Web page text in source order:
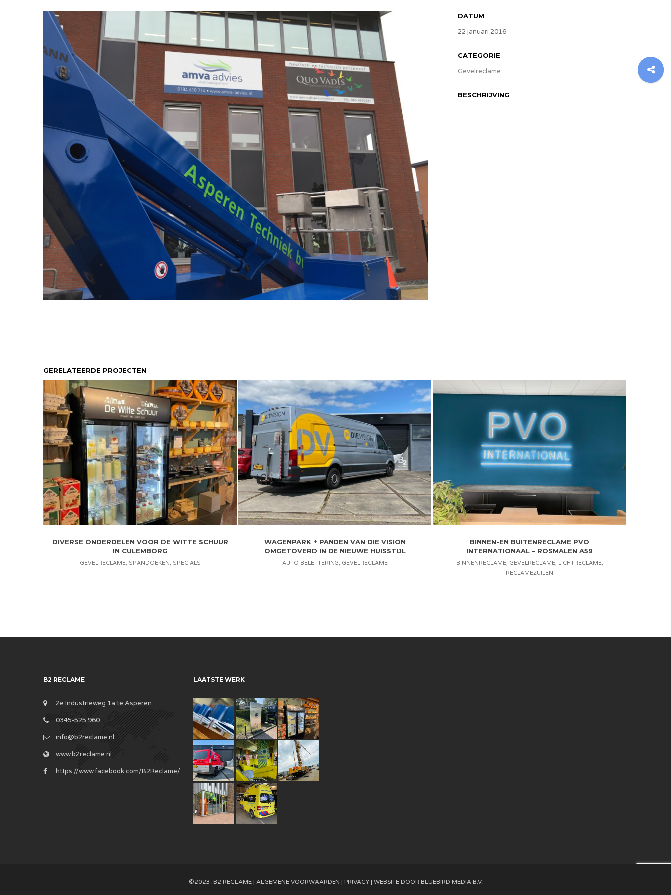
DATUM
22 januari 2016
CATEGORIE
Gevelreclame
BESCHRIJVING
GERELATEERDE PROJECTEN
DIVERSE ONDERDELEN VOOR DE WITTE SCHUUR
IN CULEMBORG
GEVELRECLAME, SPANDOEKEN, SPECIALS
WAGENPARK + PANDEN VAN DIE VISION
OMGETOVERD IN DE NIEUWE HUISSTIJL
AUTO BELETTERING, GEVELRECLAME
BINNEN-EN BUITENRECLAME PVO
INTERNATIONAAL – ROSMALEN A59
BINNENRECLAME, GEVELRECLAME, LICHTRECLAME,
RECLAMEZUILEN
B2 RECLAME
2e Industrieweg 1a te Asperen
0345-525 960
info@b2reclame.nl
www.b2reclame.nl
https://www.facebook.com/B2Reclame/
LAATSTE WERK
©2023. B2 RECLAME | ALGEMENE VOORWAARDEN | PRIVACY| WEBSITE DOOR BLUEBIRD MEDIA B.V.